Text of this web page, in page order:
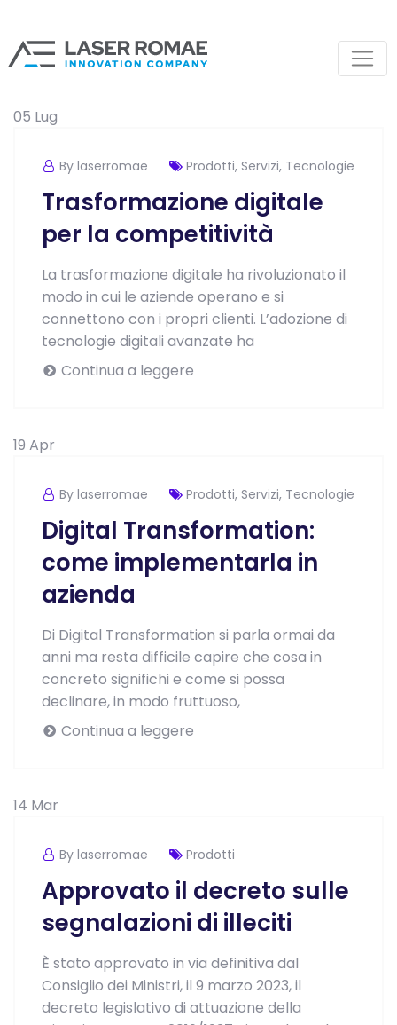
05 Lug
By laserromae Prodotti, Servizi, Tecnologie
Trasformazione digitale
per la competitività
La trasformazione digitale ha rivoluzionato il
modo in cui le aziende operano e si
connettono con i propri clienti. L’adozione di
tecnologie digitali avanzate ha
Continua a leggere
19 Apr
By laserromae Prodotti, Servizi, Tecnologie
Digital Transformation:
come implementarla in
azienda
Di Digital Transformation si parla ormai da
anni ma resta difficile capire che cosa in
concreto significhi e come si possa
declinare, in modo fruttuoso,
Continua a leggere
14 Mar
By laserromae Prodotti
Approvato il decreto sulle
segnalazioni di illeciti
È stato approvato in via definitiva dal
Consiglio dei Ministri, il 9 marzo 2023, il
decreto legislativo di attuazione della